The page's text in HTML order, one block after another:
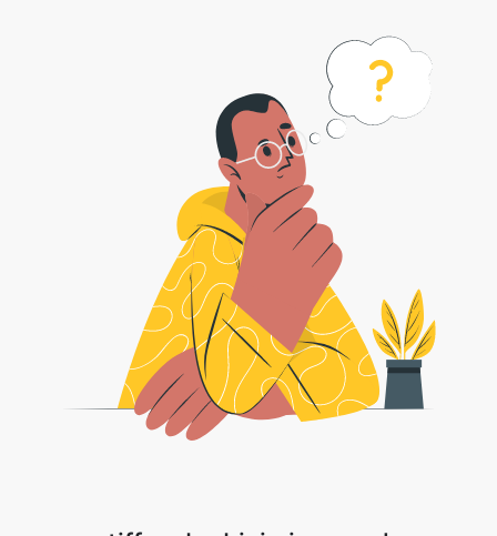
tiff webp biçimine nasıl
1 . Safeimageconverter, tiff webp görüntülere dönüştürmeyi kolaylaştırır.